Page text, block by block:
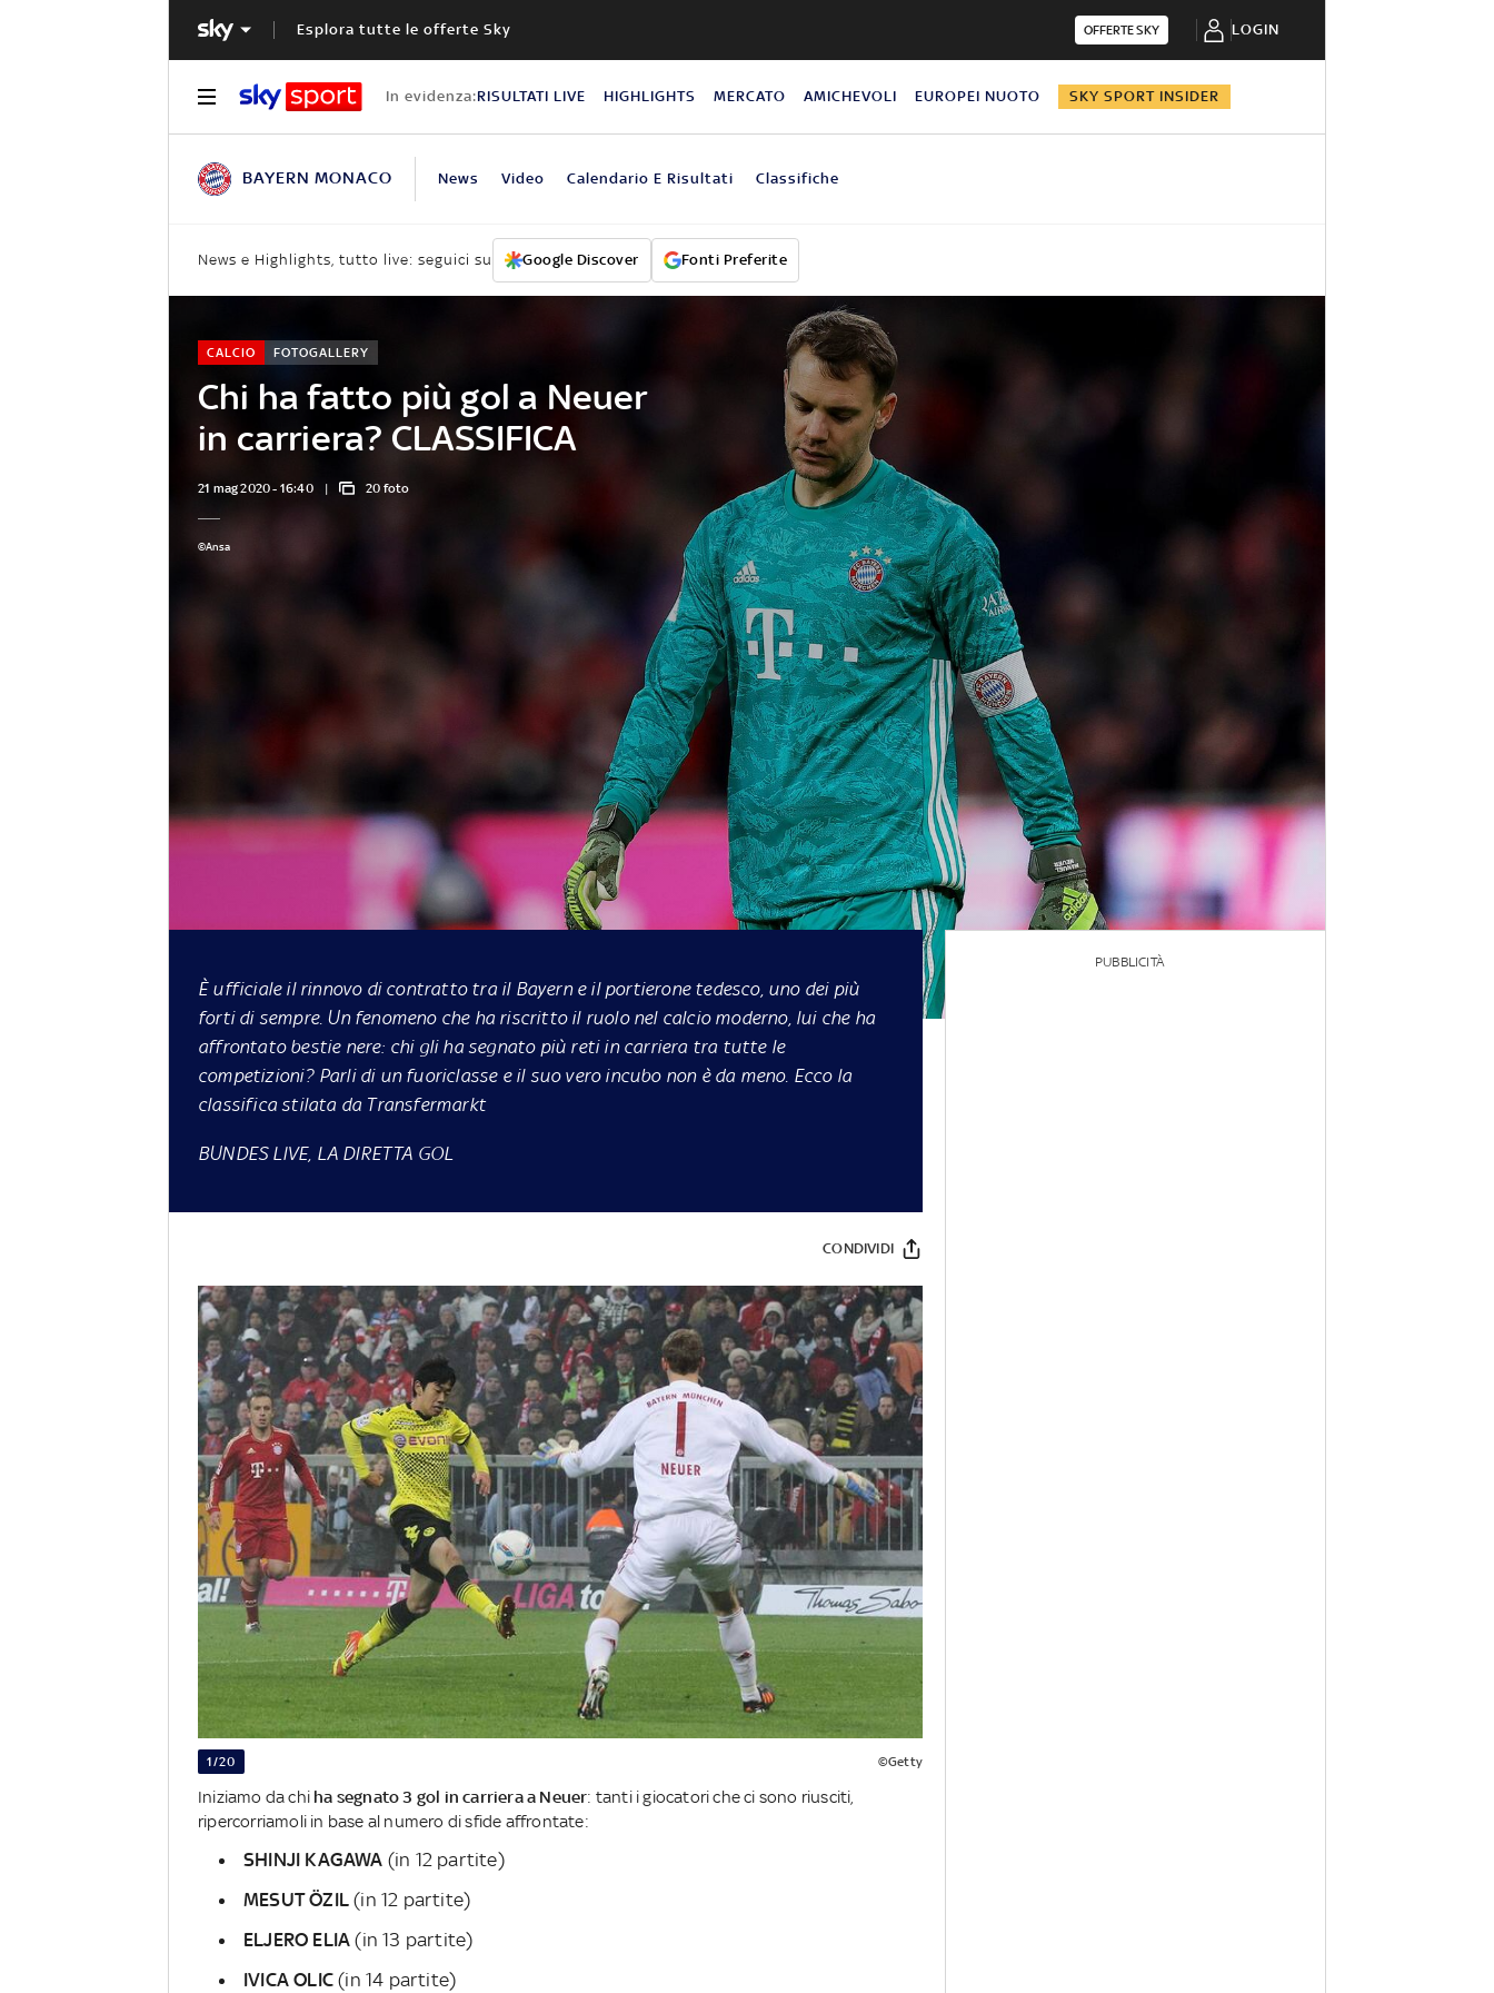
Esplora tutte le offerte Sky OFFERTE SKY LOGIN
In evidenza:RISULTATI LIVE HIGHLIGHTS MERCATO AMICHEVOLI EUROPEI NUOTO SKY SPORT INSIDER
BAYERN MONACO News Video Calendario E Risultati Classifiche
News e Highlights, tutto live: seguici su Google Discover Fonti Preferite
Chi ha fatto più gol a Neuer
in carriera? CLASSIFICA
CALCIO FOTOGALLERY
21 mag 2020 - 16:40 20 foto
©Ansa
È ufficiale il rinnovo di contratto tra il Bayern e il portierone tedesco, uno dei più
forti di sempre. Un fenomeno che ha riscritto il ruolo nel calcio moderno, lui che ha
affrontato bestie nere: chi gli ha segnato più reti in carriera tra tutte le
competizioni? Parli di un fuoriclasse e il suo vero incubo non è da meno. Ecco la
classifica stilata da Transfermarkt
BUNDES LIVE, LA DIRETTA GOL
CONDIVIDI
1/20 ©Getty
Iniziamo da chi ha segnato 3 gol in carriera a Neuer: tanti i giocatori che ci sono riusciti,
ripercorriamoli in base al numero di sfide affrontate:
SHINJI KAGAWA (in 12 partite)
MESUT ÖZIL (in 12 partite)
ELJERO ELIA (in 13 partite)
IVICA OLIC (in 14 partite)
PUBBLICITÀ